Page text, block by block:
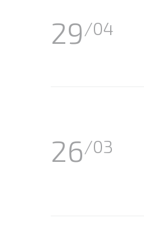
29/04
26/03